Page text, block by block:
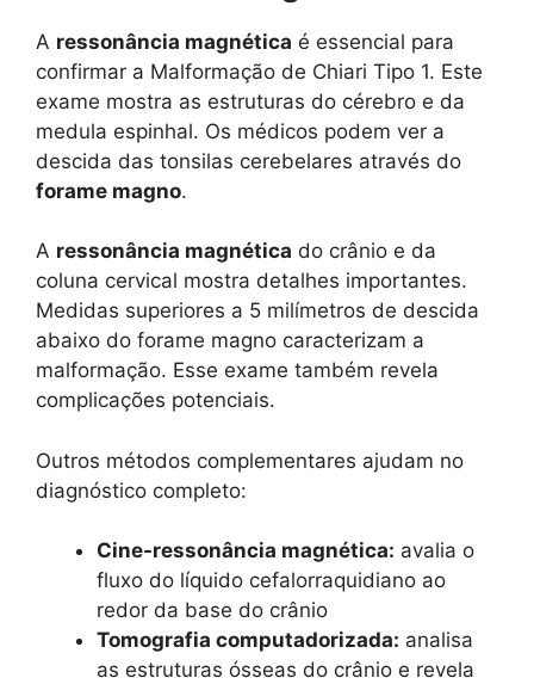
A ressonância magnética é essencial para
confirmar a Malformação de Chiari Tipo 1. Este
exame mostra as estruturas do cérebro e da
medula espinhal. Os médicos podem ver a
descida das tonsilas cerebelares através do
forame magno.
A ressonância magnética do crânio e da
coluna cervical mostra detalhes importantes.
Medidas superiores a 5 milímetros de descida
abaixo do forame magno caracterizam a
malformação. Esse exame também revela
complicações potenciais.
Outros métodos complementares ajudam no
diagnóstico completo:
Cine-ressonância magnética: avalia o
fluxo do líquido cefalorraquidiano ao
redor da base do crânio
Tomografia computadorizada: analisa
as estruturas ósseas do crânio e revela